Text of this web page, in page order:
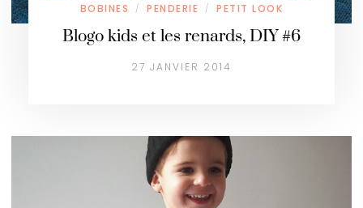
BOBINES
/ PENDERIE / PETIT LOOK
Blogo kids et les renards, DIY #6
27 JANVIER 2014